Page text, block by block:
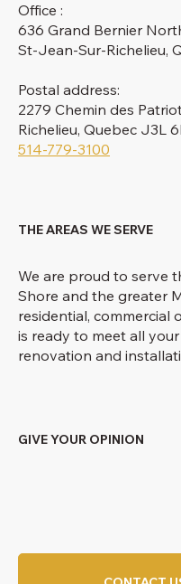
Office :
636 Grand Bernier
St-Jean-Sur-Richelieu,
Postal address:
2279 Chemin des
Richelieu, Quebec J3L
514-779-3100
THE AREAS WE SERVE
We are proud to serve
Shore and the greater
residential, commercial
is ready to meet all
renovation and
GIVE YOUR OPINION